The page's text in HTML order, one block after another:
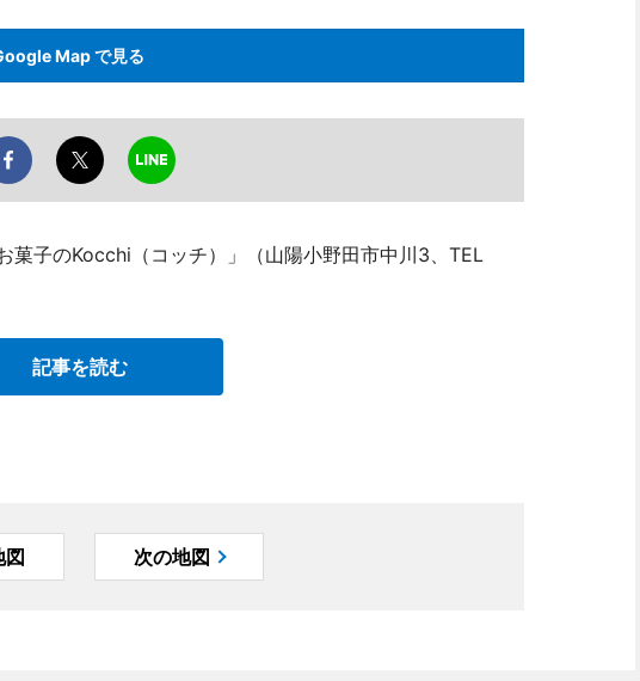
Map で見る
菓子のKocchi（コッチ）」（山陽小野田市中川3、TEL
記事を読む
図 次の地図